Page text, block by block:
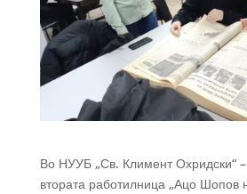
Во НУУБ „Св. Климент Охридски“
втората работилница „Ацо Шопов